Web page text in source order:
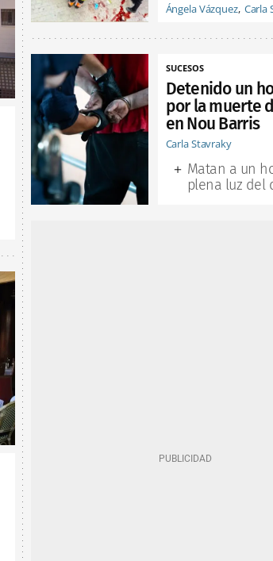
Ángela Vázquez Carla
SUCESOS
Detenido un
por la muerte
en Nou Barris
Carla Stavraky
Matan a un
plena luz del